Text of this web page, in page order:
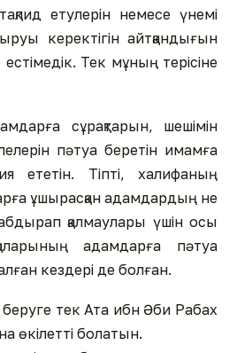
етулерін немесе үнемі
керектігін айтқандығын
Тек мұның терісіне
сұрақтарын, шешімін
пәтуа беретін имамға
ететін. Тіпті, халифаның
ұшырасқан адамдардың не
абдырап қалмаулары үшін осы
адамдарға пәтуа
кездері де болған.
тек Ата ибн Әби Рабах
өкілетті болатын.